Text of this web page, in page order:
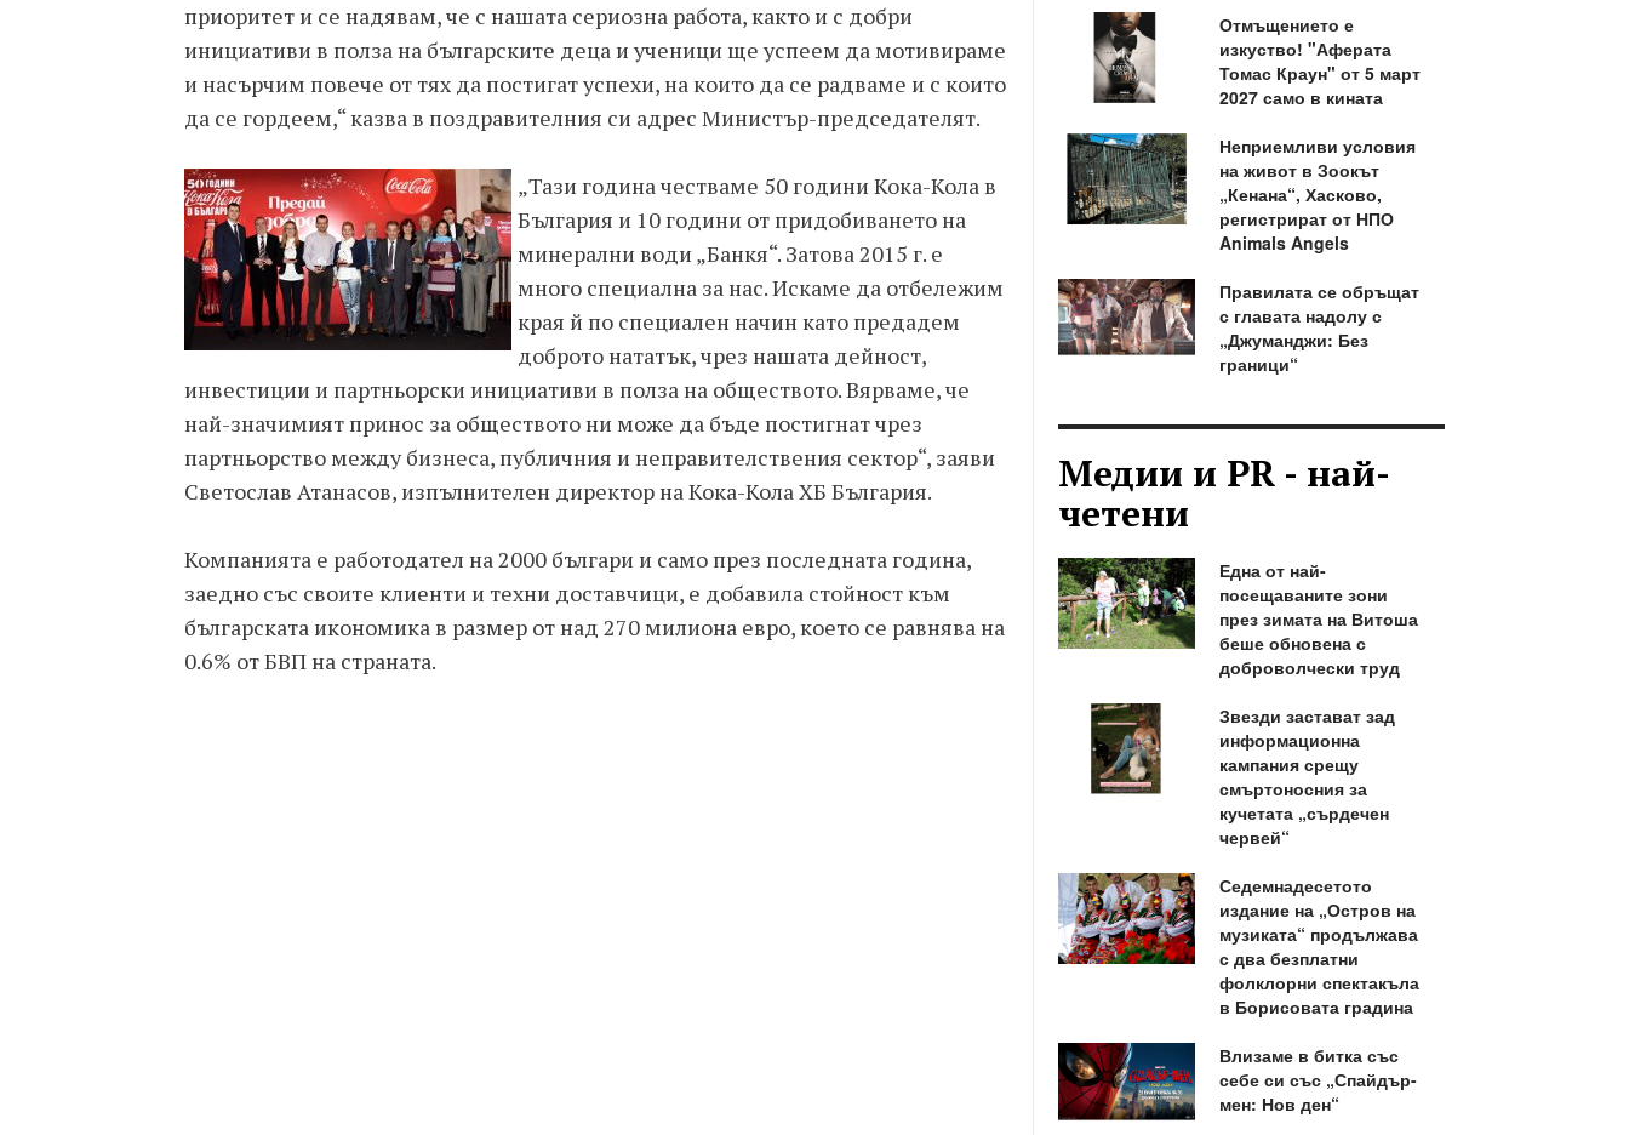
приоритет и се надявам, че с нашата сериозна работа, както и с добри
инициативи в полза на българските деца и ученици ще успеем да мотивираме
и насърчим повече от тях да постигат успехи, на които да се радваме и с които
да се гордеем,“ казва в поздравителния си адрес Министър-председателят.
„Тази година честваме 50 години Кока-Кола в
България и 10 години от придобиването на
минерални води „Банкя“. Затова 2015 г. е
много специална за нас. Искаме да отбележим
края й по специален начин като предадем
доброто нататък, чрез нашата дейност,
инвестиции и партньорски инициативи в полза на обществото. Вярваме, че
най-значимият принос за обществото ни може да бъде постигнат чрез
партньорство между бизнеса, публичния и неправителствения сектор“, заяви
Светослав Атанасов, изпълнителен директор на Кока-Кола ХБ България.
Компанията е работодател на 2000 българи и само през последната година,
заедно със своите клиенти и техни доставчици, е добавила стойност към
българската икономика в размер от над 270 милиона евро, което се равнява на
0.6% от БВП на страната.
Отмъщението е
изкуство! "Аферата
Томас Краун" от 5 март
2027 само в кината
Неприемливи условия
на живот в Зоокът
„Кенана“, Хасково,
регистрират от НПО
Animals Angels
Правилата се обръщат
с главата надолу с
„Джуманджи: Без
граници“
Медии и PR - най-
четени
Една от най-
посещаваните зони
през зимата на Витоша
беше обновена с
доброволчески труд
Звезди застават зад
информационна
кампания срещу
смъртоносния за
кучетата „сърдечен
червей“
Седемнадесетото
издание на „Остров на
музиката“ продължава
с два безплатни
фолклорни спектакъла
в Борисовата градина
Влизаме в битка със
себе си със „Спайдър-
мен: Нов ден“